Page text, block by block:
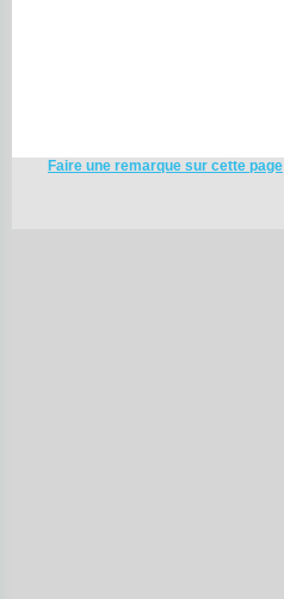
Faire une remarque sur cette page